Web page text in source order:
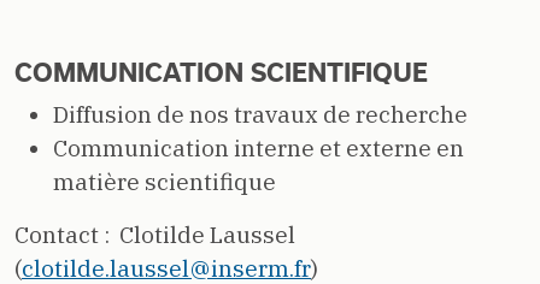
COMMUNICATION SCIENTIFIQUE
Diffusion de nos travaux de recherche
Communication interne et externe en
matière scientifique
Contact : Clotilde Laussel
(clotilde.laussel@inserm.fr)